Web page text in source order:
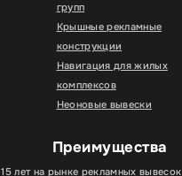
групп
Крышные рекламные
конструкции
Навигация для жилых
комплексов
Неоновые вывески
Преимущества
15 лет на рынке рекламных вывесок